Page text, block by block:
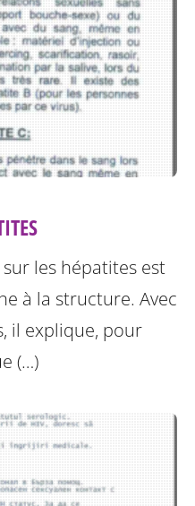
les hépatites est
à la structure. Avec
il explique, pour
(…)